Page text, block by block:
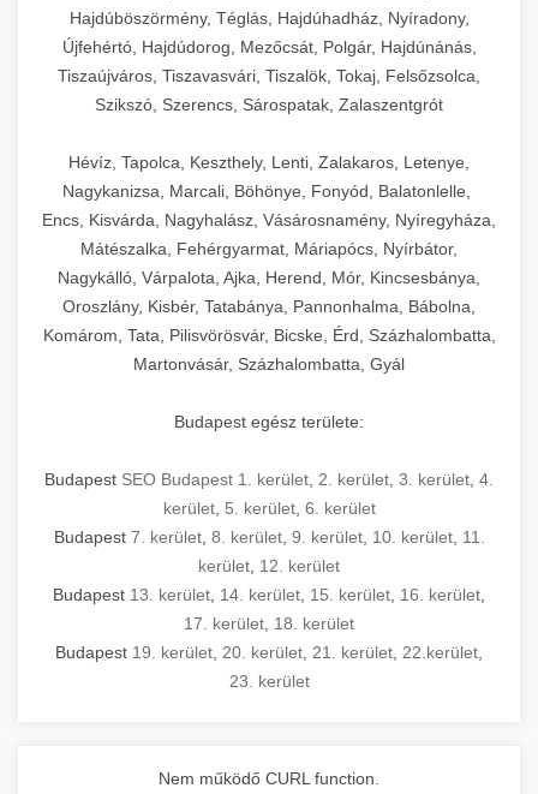
Hajdúböszörmény, Téglás, Hajdúhadház, Nyíradony,
Újfehértó, Hajdúdorog, Mezőcsát, Polgár, Hajdúnánás,
Tiszaújváros, Tiszavasvári, Tiszalök, Tokaj, Felsőzsolca,
Szikszó, Szerencs, Sárospatak, Zalaszentgrót
Hévíz, Tapolca, Keszthely, Lenti, Zalakaros, Letenye,
Nagykanizsa, Marcali, Böhönye, Fonyód, Balatonlelle,
Encs, Kisvárda, Nagyhalász, Vásárosnamény, Nyíregyháza,
Mátészalka, Fehérgyarmat, Máriapócs, Nyírbátor,
Nagykálló, Várpalota, Ajka, Herend, Mór, Kincsesbánya,
Oroszlány, Kisbér, Tatabánya, Pannonhalma, Bábolna,
Komárom, Tata, Pilisvörösvár, Bicske, Érd, Százhalombatta,
Martonvásár, Százhalombatta, Gyál
Budapest egész területe:
Budapest SEO Budapest 1. kerület 2. kerület 3. kerület 4.
kerület, 5. kerület, 6. kerület
Budapest 7. kerület, 8. kerület, 9. kerület, 10. kerület, 11.
kerület 12. kerület
Budapest 13. kerület 14. kerület 15. kerület 16. kerület
17. kerület 18. kerület
Budapest 19. kerület 20. kerület 21. kerület 22.kerület
23. kerület
Nem működő CURL function.